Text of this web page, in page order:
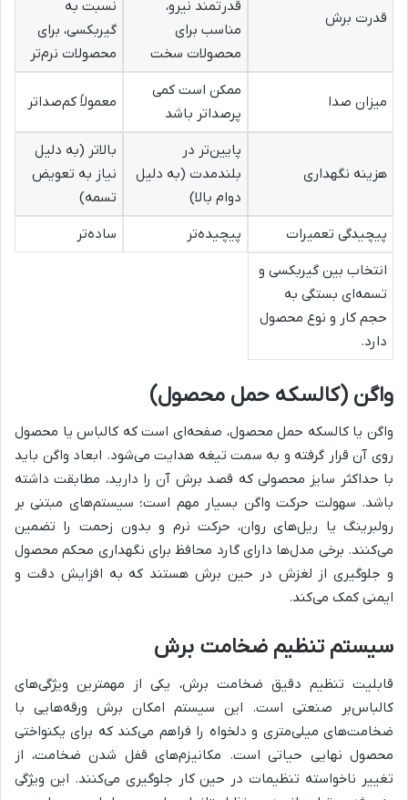
قدرت برش
قدرتمند نیرو،
مناسب برای
محصولات سخت
نسبت به
گیربکسی، برای
محصولات نرم‌تر
میزان صدا
ممکن است کمی
پرصداتر باشد
معمولاً کم‌صداتر
هزینه نگهداری
پایین‌تر در
بلندمدت (به دلیل
دوام بالا)
بالاتر (به دلیل
نیاز به تعویض
تسمه)
پیچیدگی تعمیرات
پیچیده‌تر
ساده‌تر
انتخاب بین گیربکسی و
تسمه‌ای بستگی به
حجم کار و نوع محصول
دارد.
واگن (کالسکه حمل محصول)
واگن یا کالسکه حمل محصول، صفحه‌ای است که کالباس یا محصول
روی آن قرار گرفته و به سمت تیغه هدایت می‌شود. ابعاد واگن باید
با حداکثر سایز محصولی که قصد برش آن را دارید، مطابقت داشته
باشد. سهولت حرکت واگن بسیار مهم است؛ سیستم‌های مبتنی بر
رولبرینگ یا ریل‌های روان، حرکت نرم و بدون زحمت را تضمین
می‌کنند. برخی مدل‌ها دارای گارد محافظ برای نگهداری محکم محصول
و جلوگیری از لغزش در حین برش هستند که به افزایش دقت و
ایمنی کمک می‌کند.
سیستم تنظیم ضخامت برش
قابلیت تنظیم دقیق ضخامت برش، یکی از مهمترین ویژگی‌های
کالباس‌بر صنعتی است. این سیستم امکان برش ورقه‌هایی با
ضخامت‌های میلی‌متری و دلخواه را فراهم می‌کند که برای یکنواختی
محصول نهایی حیاتی است. مکانیزم‌های قفل شدن ضخامت، از
تغییر ناخواسته تنظیمات در حین کار جلوگیری می‌کنند. این ویژگی